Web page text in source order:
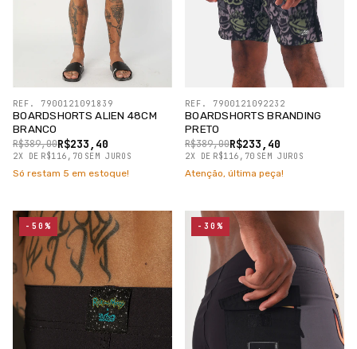
BOARDSHORTS ALIEN 48CM
BRANCO
R$233,40
R$389,00
2X DE R$116,70 SEM JUROS
REF. 7900121091839
Só restam 5 em estoque!
BOARDSHORTS BRANDING
PRETO
R$233,40
R$389,00
2X DE R$116,70 SEM JUROS
REF. 7900121092232
Atenção, última peça!
-50% -30%